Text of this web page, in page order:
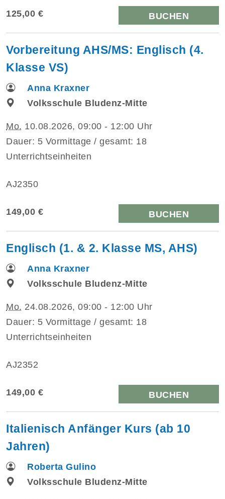
125,00 € BUCHEN
Vorbereitung AHS/MS: Englisch (4.
Klasse VS)
Anna Kraxner
Volksschule Bludenz-Mitte
Mo. 10.08.2026, 09:00 - 12:00 Uhr
Dauer: 5 Vormittage / gesamt: 18
Unterrichtseinheiten
AJ2350
149,00 € BUCHEN
Englisch (1. & 2. Klasse MS, AHS)
Anna Kraxner
Volksschule Bludenz-Mitte
Mo. 24.08.2026, 09:00 - 12:00 Uhr
Dauer: 5 Vormittage / gesamt: 18
Unterrichtseinheiten
AJ2352
149,00 € BUCHEN
Italienisch Anfänger Kurs (ab 10
Jahren)
Roberta Gulino
Volksschule Bludenz-Mitte